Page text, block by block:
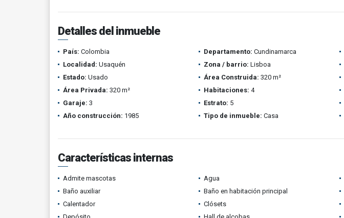
Detalles del inmueble
País: Colombia Departamento: Cundinamarca
Localidad: Usaquén Zona / barrio: Lisboa
Estado: Usado Área Construida: 320 m²
Área Privada: 320 m² Habitaciones: 4
Garaje: 3 Estrato: 5
Año construcción: 1985 Tipo de inmueble: Casa
Características internas
Admite mascotas Agua
Baño auxiliar
Baño en habitación principal
Calentador
Clósets